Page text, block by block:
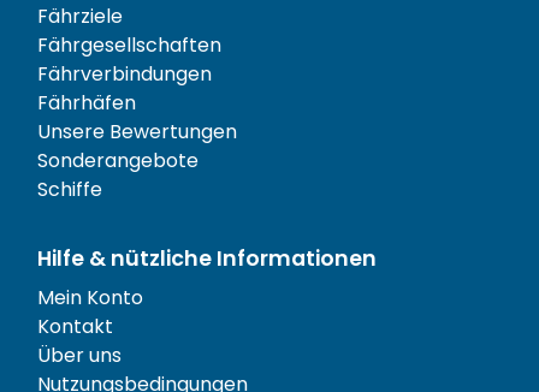
Fährziele
Fährgesellschaften
Fährverbindungen
Fährhäfen
Unsere Bewertungen
Sonderangebote
Schiffe
Hilfe & nützliche Informationen
Mein Konto
Kontakt
Über uns
Nutzungsbedingungen